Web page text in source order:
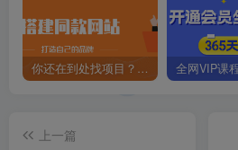
你还在到处找项目？还在当韭菜？我靠卖项目一个月收入5万+，曾经我也是个失败者。
上一篇